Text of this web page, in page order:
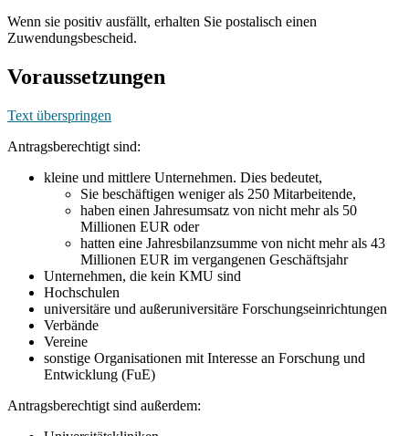
Wenn sie positiv ausfällt, erhalten Sie postalisch einen
Zuwendungsbescheid.
Voraussetzungen
Text überspringen
Antragsberechtigt sind:
kleine und mittlere Unternehmen. Dies bedeutet,
Sie beschäftigen weniger als 250 Mitarbeitende,
haben einen Jahresumsatz von nicht mehr als 50
Millionen EUR oder
hatten eine Jahresbilanzsumme von nicht mehr als 43
Millionen EUR im vergangenen Geschäftsjahr
Unternehmen, die kein KMU sind
Hochschulen
universitäre und außeruniversitäre Forschungseinrichtungen
Verbände
Vereine
sonstige Organisationen mit Interesse an Forschung und
Entwicklung (FuE)
Antragsberechtigt sind außerdem: